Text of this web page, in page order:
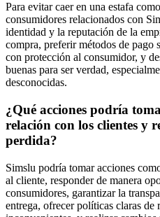
Para evitar caer en una estafa
consumidores relacionados con
identidad y la reputación de la
compra, preferir métodos de pago
con protección al consumidor, y
buenas para ser verdad,
desconocidas.
¿Qué acciones podría
relación con los clientes y
perdida?
Simslu podría tomar acciones
al cliente, responder de manera
consumidores, garantizar la
entrega, ofrecer políticas claras